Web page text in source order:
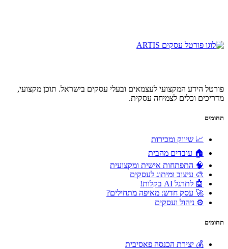
פורטל הידע המקצועי לעצמאים ובעלי עסקים בישראל. תוכן מקצועי,
מדריכים וכלים לצמיחה עסקית.
תחומים
📈 שיווק ומכירות
🏠 עובדים מהבית
🧠 התפתחות אישית ומקצועית
🎨 עיצוב ומיתוג לעסקים
🤖 לתרגל AI בקלות!
🚀 עסק חדש: מאיפה מתחילים?
⚙️ ניהול ועסקים
תחומים
💰 יצירת הכנסה פאסיבית